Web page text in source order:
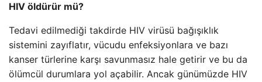
HIV öldürür mü?
Tedavi edilmediği takdirde HIV virüsü bağışıklık
sistemini zayıflatır, vücudu enfeksiyonlara ve bazı
kanser türlerine karşı savunmasız hale getirir ve bu da
ölümcül durumlara yol açabilir. Ancak günümüzde HIV